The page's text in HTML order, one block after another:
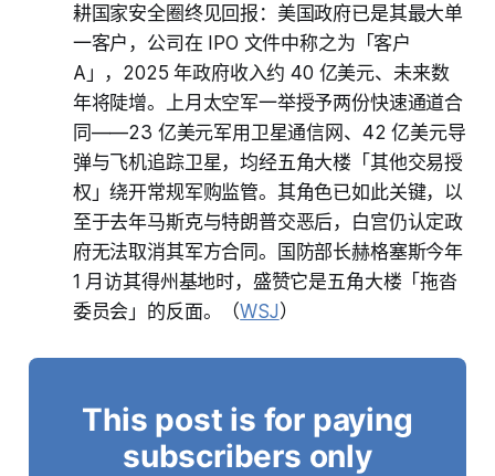
耕国家安全圈终见回报：美国政府已是其最大单
一客户，公司在 IPO 文件中称之为「客户
A」，2025 年政府收入约 40 亿美元、未来数
年将陡增。上月太空军一举授予两份快速通道合
同——23 亿美元军用卫星通信网、42 亿美元导
弹与飞机追踪卫星，均经五角大楼「其他交易授
权」绕开常规军购监管。其角色已如此关键，以
至于去年马斯克与特朗普交恶后，白宫仍认定政
府无法取消其军方合同。国防部长赫格塞斯今年
1 月访其得州基地时，盛赞它是五角大楼「拖沓
委员会」的反面。（WSJ）
This post is for paying
subscribers only